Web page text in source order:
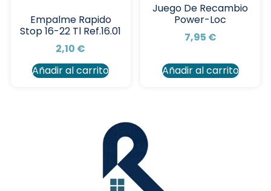
Empalme Rapido
Stop 16-22 Tl Ref.16.01
2,10 €
Añadir al carrito
Juego De Recambio
Power-Loc
7,95 €
Añadir al carrito